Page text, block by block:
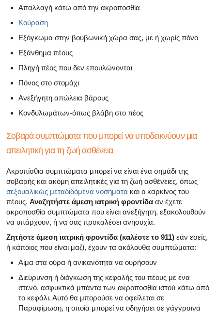
Απαλλαγή κάτω από την ακροποσθία
Κούραση
Εξόγκωμα στην βουβωνική χώρα σας, με ή χωρίς πόνο
Εξάνθημα πέους
Πληγή πέος που δεν επουλώνονται
Πόνος στο στομάχι
Ανεξήγητη απώλεια βάρους
Κονδυλωμάτων-όπως βλάβη στο πέος
Σοβαρά συμπτώματα που μπορεί να υποδεικνύουν μια
απειλητική για τη ζωή ασθένεια
Ακροπίσθια συμπτώματα μπορεί να είναι ένα σημάδι της
σοβαρής και ακόμη απειλητικές για τη ζωή ασθένειες, όπως
σεξουαλικώς μεταδιδόμενα νοσήματα και ο καρκίνος του
πέους. Αναζητήστε άμεση ιατρική φροντίδα αν έχετε
ακροποσθία συμπτώματα που είναι ανεξήγητη, εξακολουθούν
να υπάρχουν, ή να σας προκαλέσει ανησυχία.
Ζητήστε άμεση ιατρική φροντίδα (καλέστε το 911) εάν εσείς,
ή κάποιος που είναι μαζί, έχουν τα ακόλουθα συμπτώματα:
Αίμα στα ούρα ή ανικανότητα να ουρήσουν
Διεύρυνση ή διόγκωση της κεφαλής του πέους με ένα
στενό, ασφυκτικά μπάντα των ακροποσθία ιστού κάτω από
το κεφάλι. Αυτό θα μπορούσε να οφείλεται σε
Παραφίμωση, η οποία μπορεί να οδηγήσει σε γάγγραινα